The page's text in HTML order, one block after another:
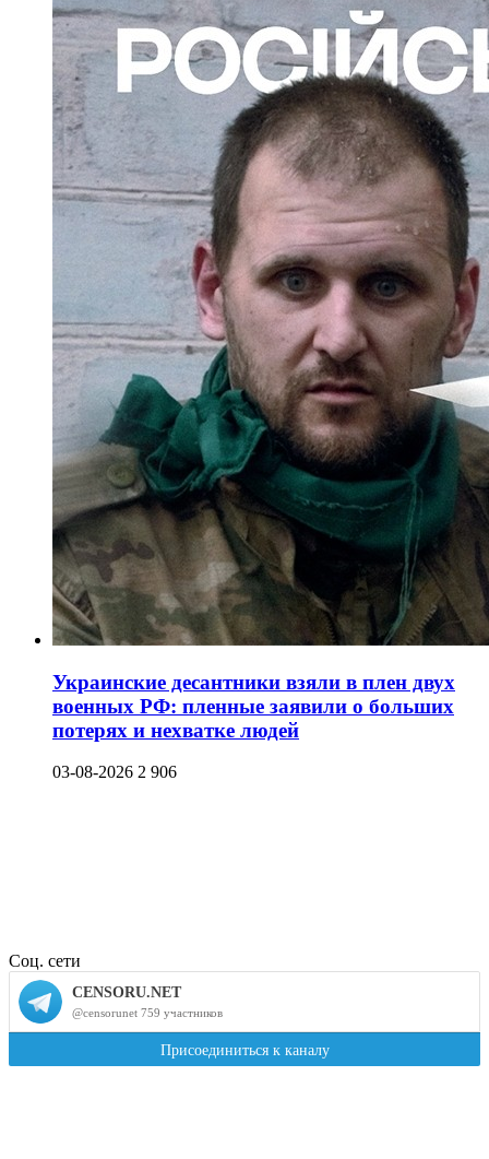
Украинские десантники взяли в плен двух
военных РФ: пленные заявили о больших
потерях и нехватке людей
03-08-2026 2 906
Соц. сети